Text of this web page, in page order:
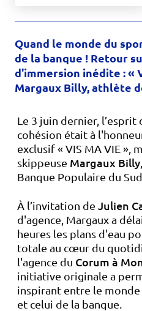
Quand le monde du
de la banque ! Retour
d'immersion inédite : «
Margaux Billy, athlète
Le 3 juin dernier, l’esprit
cohésion était à
exclusif « VIS MA VIE »,
skippeuse Margaux Billy
Banque Populaire du Sud.
À l’invitation de Julien
d'agence, Margaux a
heures les plans d'eau
totale au cœur du
l'agence du Corum à
initiative originale a
inspirant entre le
et celui de la banque.